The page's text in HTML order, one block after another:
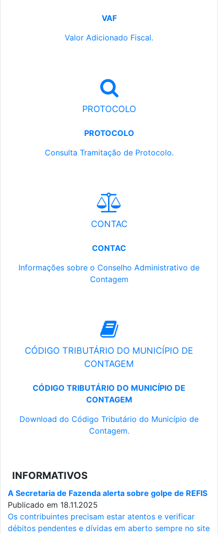
VAF
Valor Adicionado Fiscal.
PROTOCOLO
PROTOCOLO
Consulta Tramitação de Protocolo.
CONTAC
CONTAC
Informações sobre o Conselho Administrativo de
Contagem
CÓDIGO TRIBUTÁRIO DO MUNICÍPIO DE
CONTAGEM
CÓDIGO TRIBUTÁRIO DO MUNICÍPIO DE
CONTAGEM
Download do Código Tributário do Município de
Contagem.
INFORMATIVOS
A Secretaria de Fazenda alerta sobre golpe de REFIS
Publicado em 18.11.2025
Os contribuintes precisam estar atentos e verificar
débitos pendentes e dívidas em aberto sempre no site